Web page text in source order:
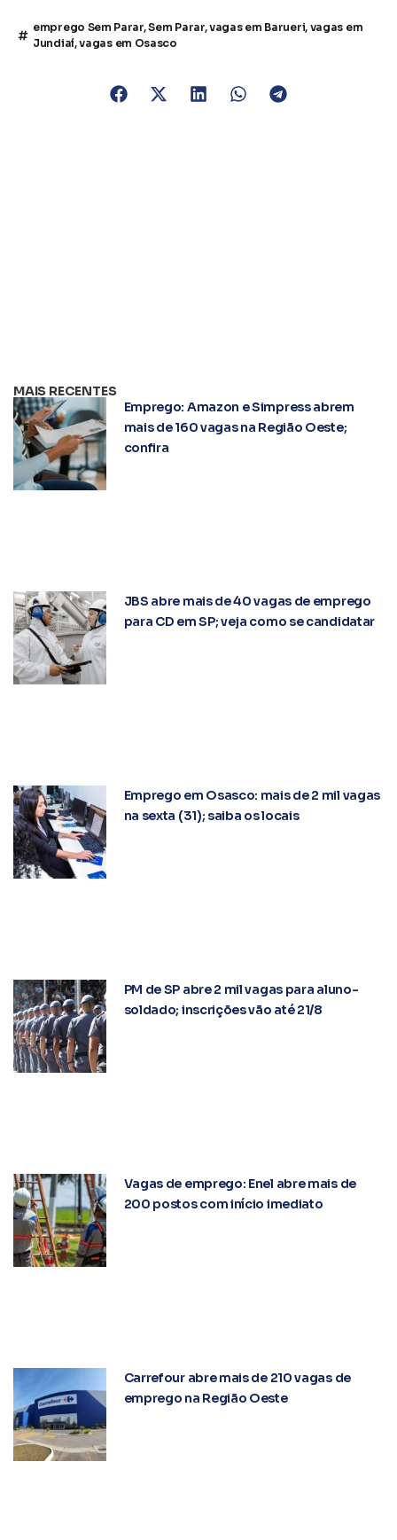
emprego Sem Parar,Sem Parar,vagas em Barueri, vagas em
Jundiaí,vagas em Osasco
MAIS RECENTES
Emprego: Amazon e Simpress abrem
mais de 160 vagas na Região Oeste;
confira
JBS abre mais de 40 vagas de emprego
para CD em SP; veja como se candidatar
Emprego em Osasco: mais de 2 mil vagas
na sexta (31); saiba os locais
PM de SP abre 2 mil vagas para aluno-
soldado; inscrições vão até 21/8
Vagas de emprego: Enel abre mais de
200 postos com início imediato
Carrefour abre mais de 210 vagas de
emprego na Região Oeste